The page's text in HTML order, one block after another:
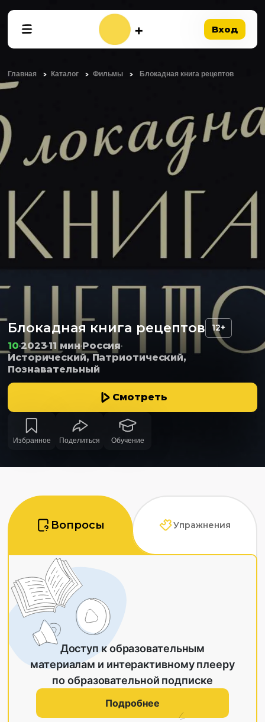
Вход
Главная Каталог Фильмы Блокадная книга рецептов
Блокадная книга рецептов 12+
10 202311 мин Россия
Исторический, Патриотический,
Познавательный
Смотреть
Избранное Поделиться Обучение
Вопросы Упражнения
Доступ к образовательным
материалам и интерактивному плееру
по образовательной подписке
Подробнее